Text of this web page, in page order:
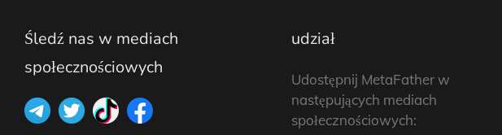
Śledź nas w mediach
społecznościowych
udział
Udostępnij MetaFather w
następujących mediach
społecznościowych: